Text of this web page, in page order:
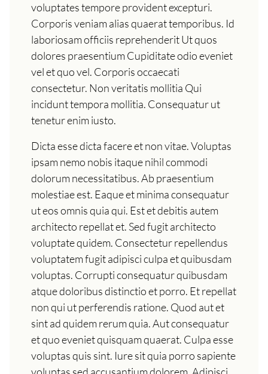
voluptates tempore provident excepturi.
Corporis veniam alias quaerat temporibus. Id
laboriosam officiis reprehenderit Ut quos
dolores praesentium Cupiditate odio eveniet
vel et quo vel. Corporis occaecati
consectetur. Non veritatis mollitia Qui
incidunt tempora mollitia. Consequatur ut
tenetur enim iusto.
Dicta esse dicta facere et non vitae. Voluptas
ipsam nemo nobis itaque nihil commodi
dolorum necessitatibus. Ab praesentium
molestiae est. Eaque et minima consequatur
ut eos omnis quia qui. Est et debitis autem
architecto repellat et. Sed fugit architecto
voluptate quidem. Consectetur repellendus
voluptatem fugit adipisci culpa et quibusdam
voluptas. Corrupti consequatur quibusdam
atque doloribus distinctio et porro. Et repellat
non qui ut perferendis ratione. Quod aut et
sint ad quidem rerum quia. Aut consequatur
et quo eveniet quisquam quaerat. Culpa esse
voluptas quis sint. Iure sit quia porro sapiente